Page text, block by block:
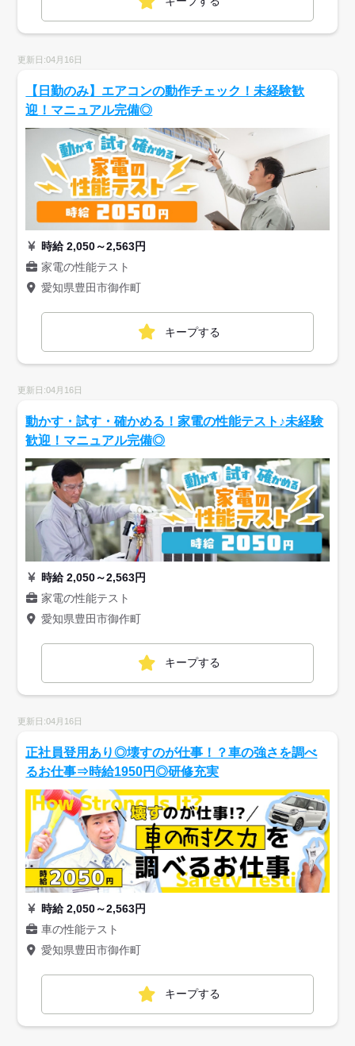
更新日:04月16日
【日勤のみ】エアコンの動作チェック！未経験歓
迎！マニュアル完備◎
時給 2,050～2,563円
家電の性能テスト
愛知県豊田市御作町
キープする
更新日:04月16日
動かす・試す・確かめる！家電の性能テスト♪未経験
歓迎！マニュアル完備◎
時給 2,050～2,563円
家電の性能テスト
愛知県豊田市御作町
キープする
更新日:04月16日
正社員登用あり◎壊すのが仕事！？車の強さを調べ
るお仕事⇒時給1950円◎研修充実
時給 2,050～2,563円
車の性能テスト
愛知県豊田市御作町
キープする